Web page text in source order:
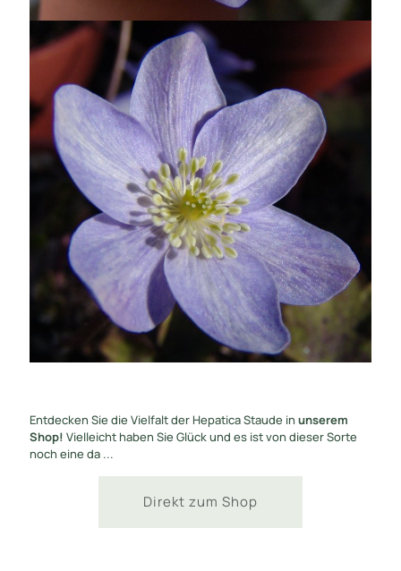
Entdecken Sie die Vielfalt der Hepatica Staude in unserem
Shop! Vielleicht haben Sie Glück und es ist von dieser Sorte
noch eine da ...
Direkt zum Shop